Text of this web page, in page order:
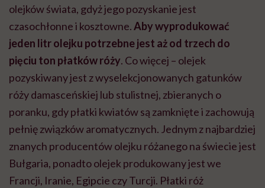
olejków świata, gdyż jego pozyskanie jest
czasochłonne i kosztowne.Aby wyprodukować
jeden litr olejku potrzebne jest aż od trzech do
pięciu ton płatków róży. Co więcej – olejek
pozyskiwany jest z wyselekcjonowanych gatunków
róży damasceńskiej lub stulistnej, zbieranych o
poranku, gdy płatki kwiatów są zamknięte i zachowują
pełnię związków aromatycznych. Jednym z najbardziej
znanych producentów olejku różanego na świecie jest
Bułgaria, ponadto olejek produkowany jest we
Francji, Iranie, Egipcie czy Turcji. Płatki róż